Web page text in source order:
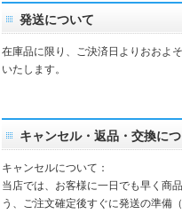
発送について
在庫品に限り、ご決済日よりおおよ
いたします。
キャンセル・返品・交換に
キャンセルについて：
当店では、お客様に一日でも早く商
う、ご注文確定後すぐに発送の準備